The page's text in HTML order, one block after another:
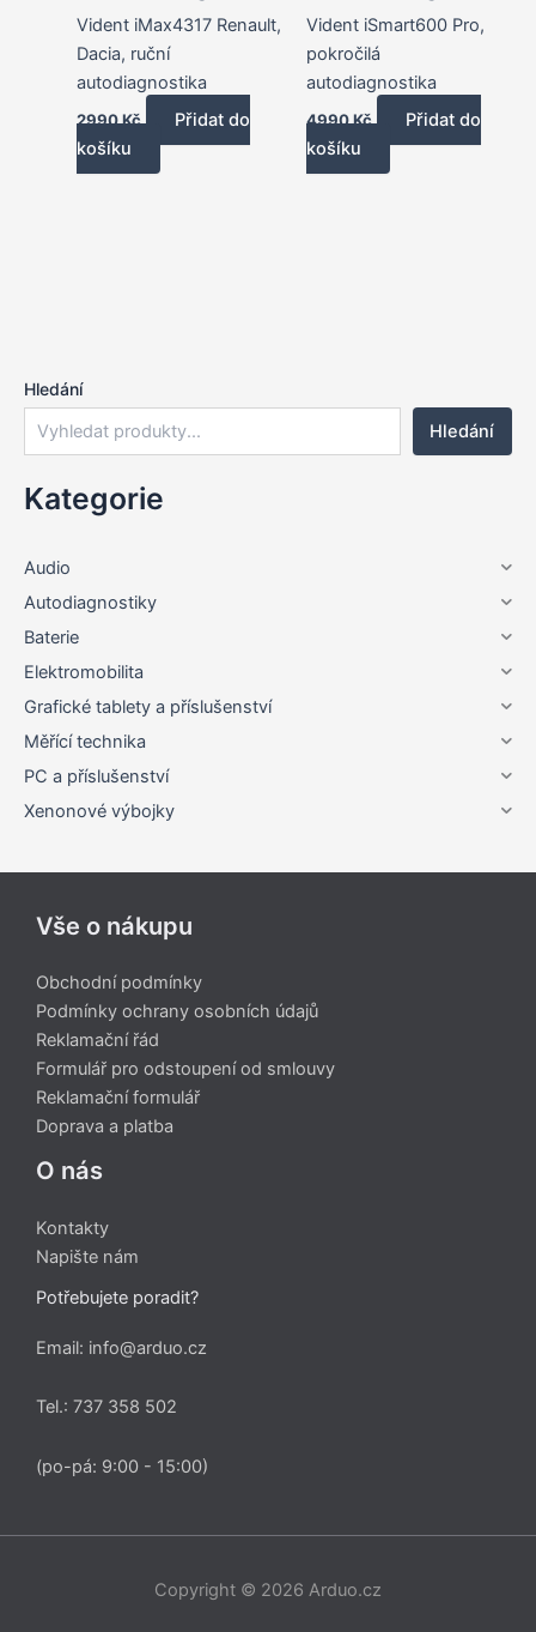
Hledání
Hledání
Kategorie
Audio
Autodiagnostiky
Baterie
Elektromobilita
Grafické tablety a příslušenství
Měřící technika
PC a příslušenství
Xenonové výbojky
Vident iMax4317 Renault,
Dacia, ruční
autodiagnostika
2990Kč
Přidat do
košíku
Vident iSmart600 Pro,
pokročilá
autodiagnostika
4990Kč
Přidat do
košíku
Vše o nákupu
Obchodní podmínky
Podmínky ochrany osobních údajů
Reklamační řád
Formulář pro odstoupení od smlouvy
Reklamační formulář
Doprava a platba
O nás
Kontakty
Napište nám
Potřebujete poradit?
Email: info@arduo.cz
Tel.: 737 358 502
(po-pá: 9:00 - 15:00)
Copyright © 2026 Arduo.cz